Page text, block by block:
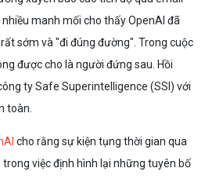
manh mối cho thấy OpenAI đã
sớm và "đi đúng đường". Trong cuộc
được cho là người đứng sau. Hồi
ty Safe Superintelligence (SSI) với
toàn.
cho rằng sự kiện tụng thời gian qua
việc định hình lại những tuyên bố